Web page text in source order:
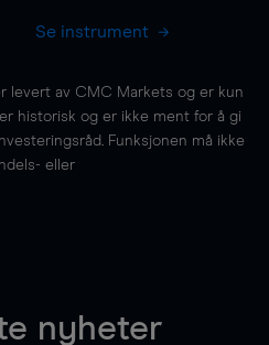
Se instrument
levert av CMC Markets og er kun
historisk og er ikke ment for å gi
Funksjonen må ikke
eller
nyheter